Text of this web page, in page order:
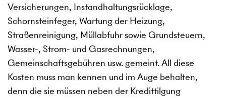
Versicherungen, Instandhaltungsrücklage,
Schornsteinfeger, Wartung der Heizung,
Straßenreinigung, Müllabfuhr sowie Grundsteuern,
Wasser-, Strom- und Gasrechnungen,
Gemeinschaftsgebühren usw. gemeint. All diese
Kosten muss man kennen und im Auge behalten,
denn die sie müssen neben der Kredittilgung